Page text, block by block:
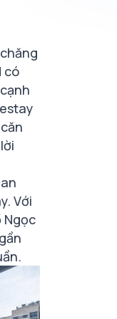
có
Với
Ngọc